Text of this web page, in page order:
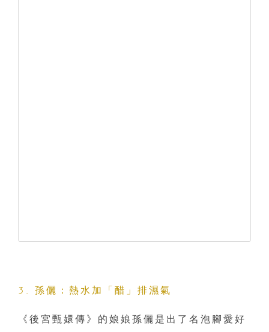
3. 孫儷：熱水加「醋」排濕氣
《後宮甄嬛傳》的娘娘孫儷是出了名泡腳愛好